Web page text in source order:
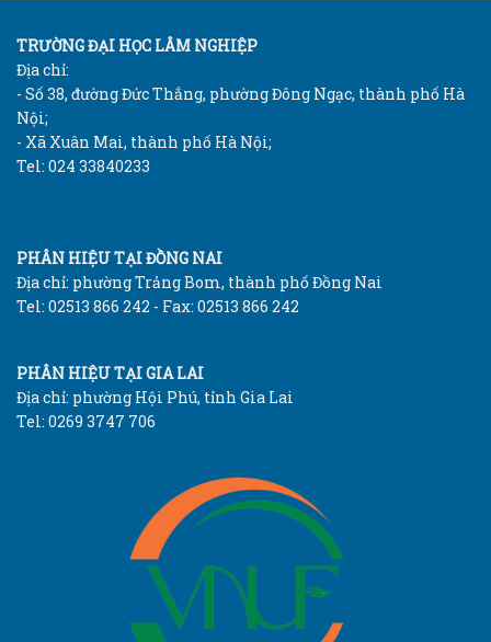
TRƯỜNG ĐẠI HỌC LÂM NGHIỆP
Địa chỉ:
- Số 38, đường Đức Thắng, phường Đông Ngạc, thành phố Hà
Nội;
- Xã Xuân Mai, thành phố Hà Nội;
Tel: 024 33840233
PHÂN HIỆU TẠI ĐỒNG NAI
Địa chỉ: phường Trảng Bom, thành phố Đồng Nai
Tel: 02513 866 242 - Fax: 02513 866 242
PHÂN HIỆU TẠI GIA LAI
Địa chỉ: phường Hội Phú, tỉnh Gia Lai
Tel: 0269 3747 706